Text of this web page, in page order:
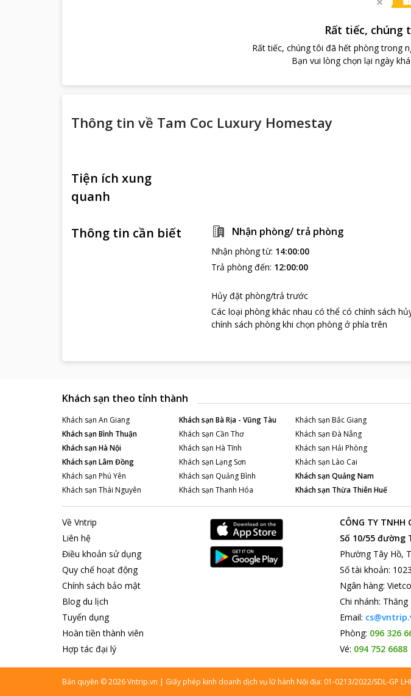
Rất tiếc, chúng
Rất tiếc, chúng tôi đã hết phòng trong
Bạn vui lòng chọn lại ngày
Thông tin về Tam Coc Luxury Homestay
Tiện ích xung
quanh
Thông tin cần biết Nhận phòng/ trả phòng
Nhận phòng từ: 14:00:00
Trả phòng đến: 12:00:00
Hủy đặt phòng/trả trước
Các loại phòng khác nhau có thể có chính sách
chính sách phòng khi chọn phòng ở phía trên
Khách sạn theo tỉnh thành
Khách sạn An Giang Khách sạnBà Rịa - Vũng Tàu Khách sạn Bắc Giang
Khách sạnBình Thuận Khách sạn Cần Thơ Khách sạn Đà Nẵng
Khách sạnHà Nội Khách sạn Hà Tĩnh Khách sạn Hải Phòng
Khách sạnLâm Đồng Khách sạn Lạng Sơn Khách sạn Lào Cai
Khách sạn Phú Yên Khách sạn Quảng Bình Khách sạnQuảng Nam
Khách sạn Thái Nguyên Khách sạn Thanh Hóa Khách sạn Thừa Thiên Huế
Về Vntrip
Liên hệ
Điều khoản sử dụng
Quy chế hoạt động
Chính sách bảo mật
Blog du lịch
Tuyển dụng
Hoàn tiền thành viên
Hợp tác đại lý
CÔNG TY TNHH
Số 10/55 đường
Phường Tây Hồ,
Số tài khoản:
Ngân hàng:
Chi nhánh: Thăng
Email:
Phòng: 096 326
Vé: 094 752 6688
Bản quyền ©2026Vntrip.vn | Giấy phép kinh doanh dịch vụ lữ hành Nội địa: 01-0213/2022/SDL-GP